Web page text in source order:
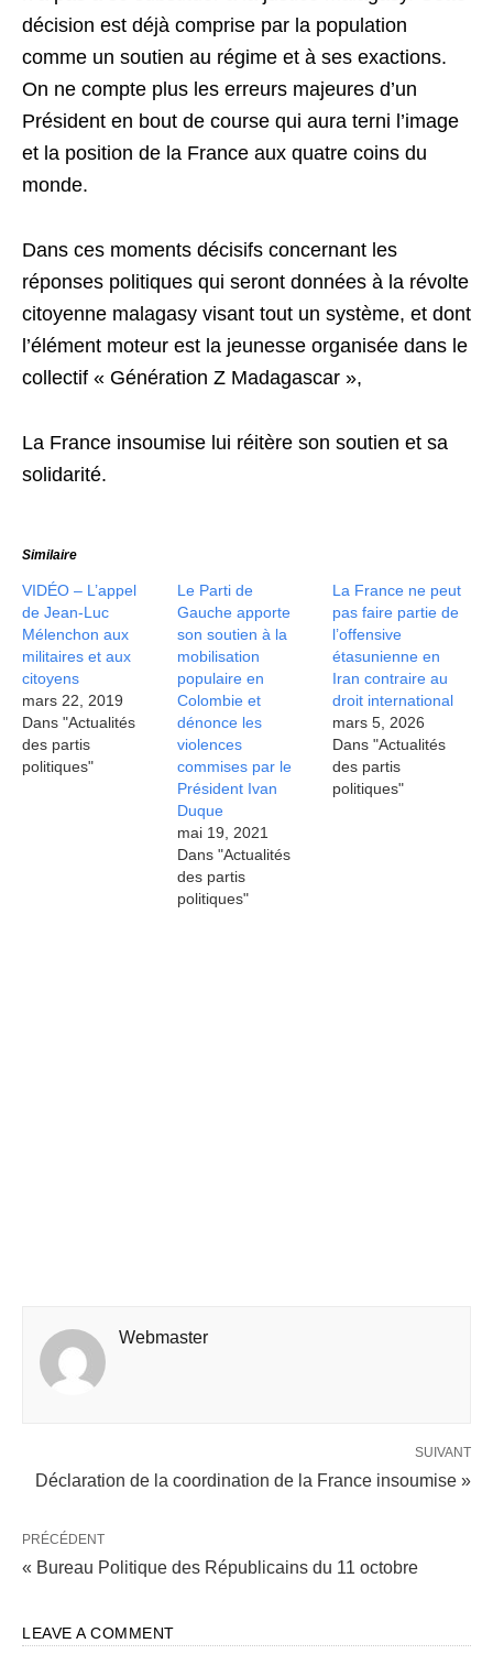
décision est déjà comprise par la population
comme un soutien au régime et à ses exactions.
On ne compte plus les erreurs majeures d’un
Président en bout de course qui aura terni l’image
et la position de la France aux quatre coins du
monde.
Dans ces moments décisifs concernant les
réponses politiques qui seront données à la révolte
citoyenne malagasy visant tout un système, et dont
l’élément moteur est la jeunesse organisée dans le
collectif « Génération Z Madagascar »,
La France insoumise lui réitère son soutien et sa
solidarité.
Similaire
VIDÉO – L’appel
de Jean-Luc
Mélenchon aux
militaires et aux
citoyens
mars 22, 2019
Dans "Actualités
des partis
politiques"
Le Parti de
Gauche apporte
son soutien à la
mobilisation
populaire en
Colombie et
dénonce les
violences
commises par le
Président Ivan
Duque
mai 19, 2021
Dans "Actualités
des partis
politiques"
La France ne peut
pas faire partie de
l’offensive
étasunienne en
Iran contraire au
droit international
mars 5, 2026
Dans "Actualités
des partis
politiques"
Webmaster
SUIVANT
Déclaration de la coordination de la France insoumise »
PRÉCÉDENT
« Bureau Politique des Républicains du 11 octobre
LEAVE A COMMENT